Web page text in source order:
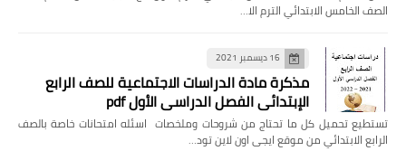
الصف الخامس الابتدائي الترم الا…
16 ديسمبر 2021
مذكرة مادة الدراسات الاجتماعية للصف الرابع
الإبتدائي الفصل الدراسي الأول pdf
تستطيع تحميل كل ما تحتاج من شروحات وملخصات اسئله امتحانات خاصة بالصف
الرابع الابتدائي من موقع ايجى اون لاين تود…